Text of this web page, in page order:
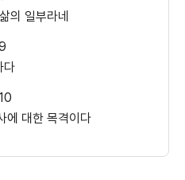
의 일부라네
다
에 대한 목격이다